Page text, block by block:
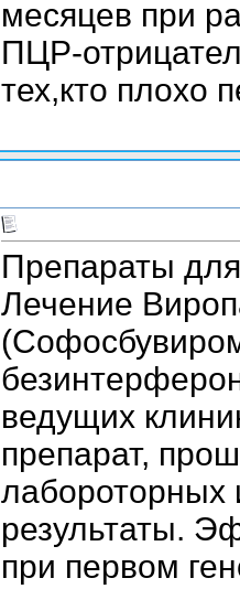
месяцев при
ПЦР-
тех,кто плохо
Препараты
Лечение
ведущих
препарат,
лабороторных
результаты.
при первом